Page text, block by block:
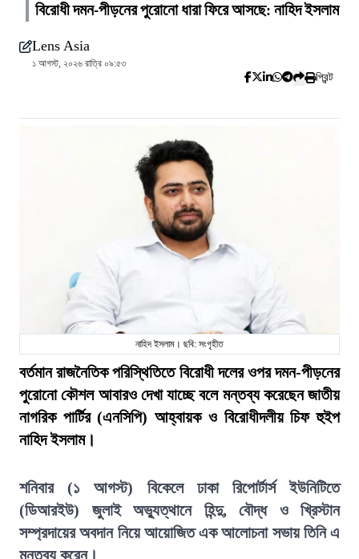
বিরোধী দমন-পীড়নের পুরোনো ধারা ফিরে আসছে: নাহিদ ইসলাম
Lens Asia
১ আগস্ট, ২০২৬ রাত্রি ০৯:৫৩
প্রিন্ট
নাহিদ ইসলাম। ছবি: সংগৃহীত
বর্তমান রাজনৈতিক পরিস্থিতিতে বিরোধী দলের ওপর দমন-পীড়নের
পুরোনো কৌশল আবারও দেখা যাচ্ছে বলে মন্তব্য করেছেন জাতীয়
নাগরিক পার্টির (এনসিপি) আহ্বায়ক ও বিরোধীদলীয় চিফ হুইপ
নাহিদ ইসলাম।
শনিবার (১ আগস্ট) বিকেলে ঢাকা রিপোর্টার্স ইউনিটিতে
(ডিআরইউ) জুলাই অভ্যুত্থানে হিন্দু, বৌদ্ধ ও খ্রিস্টান
সম্প্রদায়ের অবদান নিয়ে আয়োজিত এক আলোচনা সভায় তিনি এ
মন্তব্য করেন।